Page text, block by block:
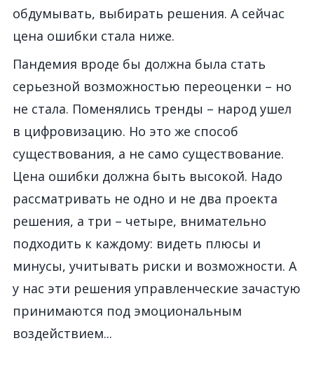
обдумывать, выбирать решения. А сейчас
цена ошибки стала ниже.
Пандемия вроде бы должна была стать
серьезной возможностью переоценки – но
не стала. Поменялись тренды – народ ушел
в цифровизацию. Но это же способ
существования, а не само существование.
Цена ошибки должна быть высокой. Надо
рассматривать не одно и не два проекта
решения, а три – четыре, внимательно
подходить к каждому: видеть плюсы и
минусы, учитывать риски и возможности. А
у нас эти решения управленческие зачастую
принимаются под эмоциональным
воздействием...